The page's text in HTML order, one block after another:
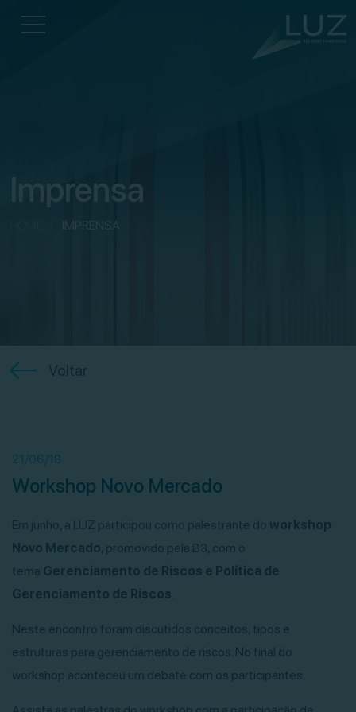
Imprensa
IMPRENSA
Voltar
21/06/18
Workshop Novo Mercado
Em junho, a LUZ participou como palestrante do workshop
Novo Mercado , promovido pela B3, com o
tema Gerenciamento de Riscos e Política de
Gerenciamento de Riscos.
Neste encontro foram discutidos conceitos, tipos e
estruturas para gerenciamento de riscos. No final do
workshop aconteceu um debate com os participantes.